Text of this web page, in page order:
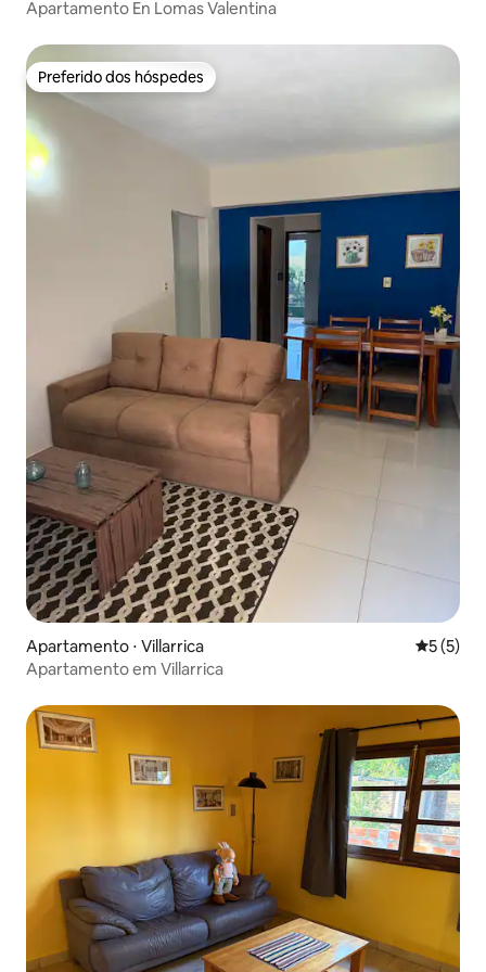
Apartamento En Lomas Valentina
Preferido dos hóspedes
Preferido dos hóspedes
Apartamento ⋅ Villarrica 5 de
5 (5)
Apartamento em Villarrica